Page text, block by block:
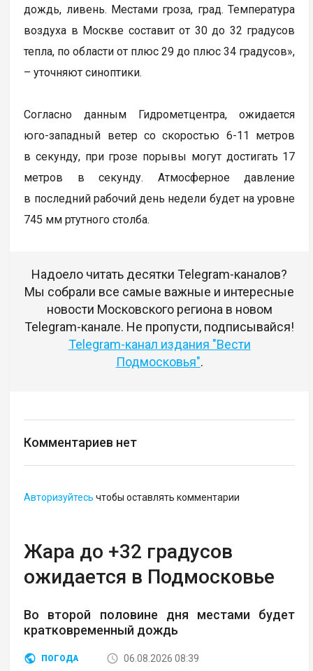
дождь, ливень. Местами гроза, град. Температура
воздуха в Москве составит от 30 до 32 градусов
тепла, по области от плюс 29 до плюс 34 градусов»,
– уточняют синоптики.
Согласно данным Гидрометцентра, ожидается
юго-западный ветер со скоростью 6-11 метров
в секунду, при грозе порывы могут достигать 17
метров в секунду. Атмосферное давление
в последний рабочий день недели будет на уровне
745 мм ртутного столба.
Надоело читать десятки Telegram-каналов?
Мы собрали все самые важные и интересные
новости Московского региона в новом
Telegram-канале. Не пропусти, подписывайся!
Telegram-канал издания "Вести
Подмосковья".
Комментариев нет
Авторизуйтесь чтобы оставлять комментарии
Жара до +32 градусов
ожидается в Подмосковье
Во второй половине дня местами будет
кратковременный дождь
ПОГОДА
06.08.2026 08:39